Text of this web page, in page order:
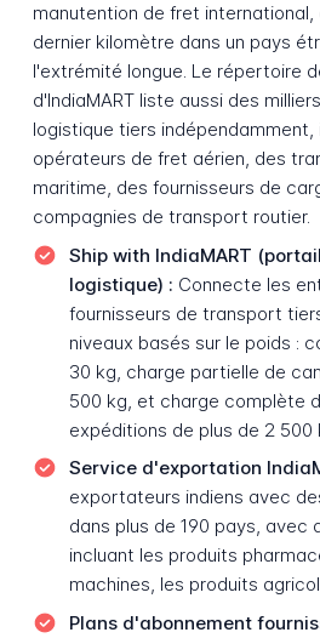
manutention de fret international,
dernier kilomètre dans un pays
l'extrémité longue. Le répertoire
d'IndiaMART liste aussi des
logistique tiers indépendamment,
opérateurs de fret aérien, des
maritime, des fournisseurs de
compagnies de transport routier.
Ship with IndiaMART
logistique) : Connecte les
fournisseurs de transport
niveaux basés sur le poids :
30 kg, charge partielle de
500 kg, et charge complète
expéditions de plus de 2 500
Service d'exportation
exportateurs indiens avec
dans plus de 190 pays, avec
incluant les produits
machines, les produits
Plans d'abonnement